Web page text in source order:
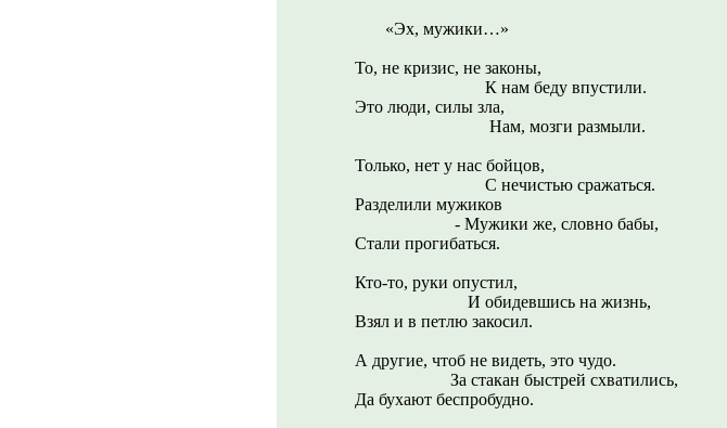
«Эх, мужики…»
То, не кризис, не законы,
К нам беду впустили.
Это люди, силы зла,
Нам, мозги размыли.
Только, нет у нас бойцов,
С нечистью сражаться.
Разделили мужиков
- Мужики же, словно бабы,
Стали прогибаться.
Кто-то, руки опустил,
И обидевшись на жизнь,
Взял и в петлю закосил.
А другие, чтоб не видеть, это чудо.
За стакан быстрей схватились,
Да бухают беспробудно.